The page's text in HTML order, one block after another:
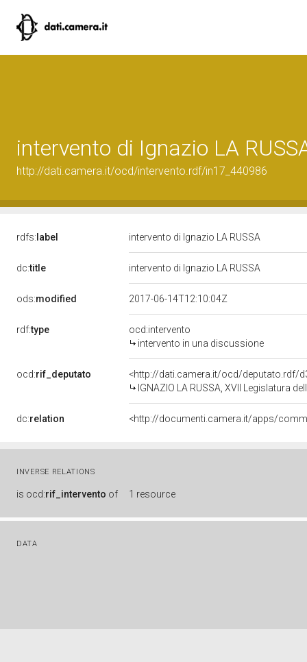
intervento di Ignazio LA
http://dati.camera.it/ocd/intervento.rdf/in17_440986
rdfs: label intervento di Ignazio LA RUSSA
dc:title intervento di Ignazio LA RUSSA
ods:modified 2017-06-14T12:10:04Z
rdf:type
ocd:intervento
intervento in una discussione
ocd:rif_deputato
<http://dati.camera.it/ocd/deputato.rdf/
IGNAZIO LA RUSSA, XVII Legislatura
dc:relation
INVERSE RELATIONS
is ocd:rif_intervento of 1 resource
DATA